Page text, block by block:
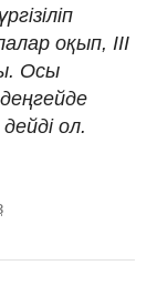
оқып, III
Осы
ол.